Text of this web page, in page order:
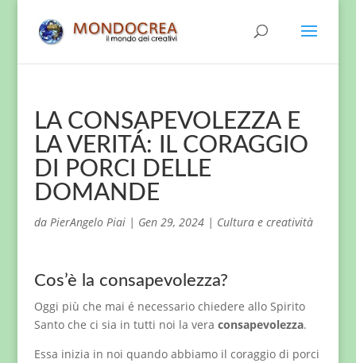
LA CONSAPEVOLEZZA E
LA VERITÁ: IL CORAGGIO
DI PORCI DELLE
DOMANDE
da PierAngelo Piai| Gen 29, 2024| Cultura e creatività
Cos’è la consapevolezza?
Oggi più che mai é necessario chiedere allo Spirito
Santo che ci sia in tutti noi la vera consapevolezza.
Essa inizia in noi quando abbiamo il coraggio di porci